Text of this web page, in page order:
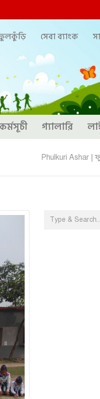
সেবা ব্যাংক
গ্যালারি
Phulkuri Ashar |